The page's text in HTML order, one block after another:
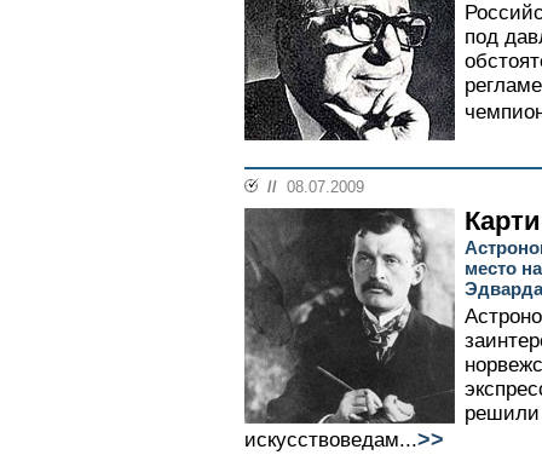
под
// 08.07.2009
место
решили
искусствоведам...>>